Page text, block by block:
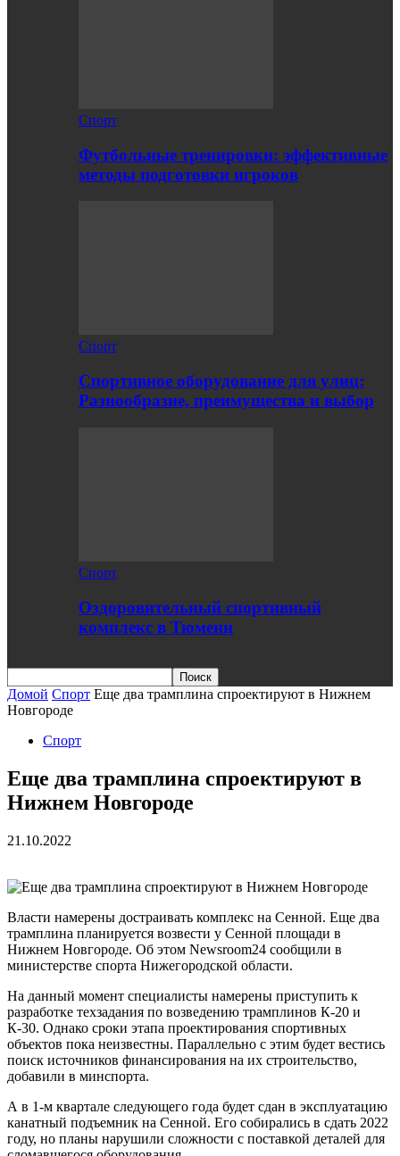
Спорт
Футбольные тренировки: эффективные
методы подготовки игроков
Спорт
Спортивное оборудование для улиц:
Разнообразие, преимущества и выбор
Спорт
Оздоровительный спортивный
комплекс в Тюмени
Домой Спорт Еще два трамплина спроектируют в Нижнем
Новгороде
Спорт
Еще два трамплина спроектируют в
Нижнем Новгороде
21.10.2022
Власти намерены достраивать комплекс на Сенной. Еще два
трамплина планируется возвести у Сенной площади в
Нижнем Новгороде. Об этом Newsroom24 сообщили в
министерстве спорта Нижегородской области.
На данный момент специалисты намерены приступить к
разработке техзадания по возведению трамплинов К-20 и
К-30. Однако сроки этапа проектирования спортивных
объектов пока неизвестны. Параллельно с этим будет вестись
поиск источников финансирования на их строительство,
добавили в минспорта.
А в 1-м квартале следующего года будет сдан в эксплуатацию
канатный подъемник на Сенной. Его собирались в сдать 2022
году, но планы нарушили сложности с поставкой деталей для